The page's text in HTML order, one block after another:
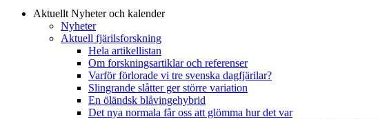
Aktuellt Nyheter och kalender
Nyheter
Aktuell fjärilsforskning
Hela artikellistan
Om forskningsartiklar och referenser
Varför förlorade vi tre svenska dagfjärilar?
Slingrande slåtter ger större variation
En öländsk blåvingehybrid
Det nya normala får oss att glömma hur det var